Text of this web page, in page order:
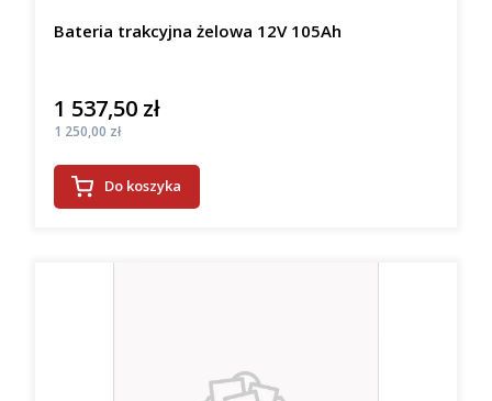
Bateria trakcyjna żelowa 12V 105Ah
Cena
1 537,50 zł
Cena
1 250,00 zł
Do koszyka